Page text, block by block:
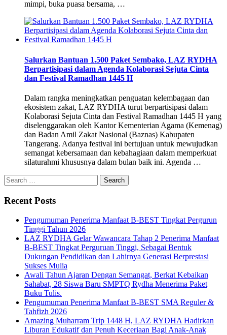
mimpi, buka puasa bersama, …
Salurkan Bantuan 1.500 Paket Sembako, LAZ RYDHA
Berpartisipasi dalam Agenda Kolaborasi Sejuta Cinta
dan Festival Ramadhan 1445 H
Dalam rangka meningkatkan penguatan kelembagaan dan
ekosistem zakat, LAZ RYDHA turut berpartisipasi dalam
Kolaborasi Sejuta Cinta dan Festival Ramadhan 1445 H yang
diselenggarakan oleh Kantor Kementerian Agama (Kemenag)
dan Badan Amil Zakat Nasional (Baznas) Kabupaten
Tangerang. Adanya festival ini bertujuan untuk mewujudkan
semangat kebersamaan dan kebahagiaan dalam memperkuat
silaturahmi khususnya dalam bulan baik ini. Agenda …
Search
for:
Recent Posts
Pengumuman Penerima Manfaat B-BEST Tingkat Pergurun
Tinggi Tahun 2026
LAZ RYDHA Gelar Wawancara Tahap 2 Penerima Manfaat
B-BEST Tingkat Perguruan Tinggi, Sebagai Bentuk
Dukungan Pendidikan dan Lahirnya Generasi Berprestasi
Sukses Mulia
Awali Tahun Ajaran Dengan Semangat, Berkat Kebaikan
Sahabat, 28 Siswa Baru SMPTQ Rydha Menerima Paket
Buku Tulis.
Pengumuman Penerima Manfaat B-BEST SMA Reguler &
Tahfizh 2026
Amazing Muharram Trip 1448 H, LAZ RYDHA Hadirkan
Liburan Edukatif dan Penuh Keceriaan Bagi Anak-Anak